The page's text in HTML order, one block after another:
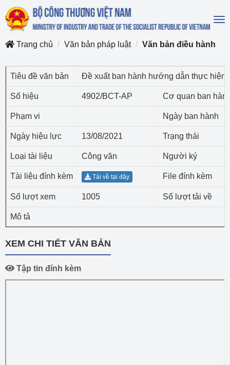
Trang chủ
Văn bản pháp luật Văn bản điều hành
Tiêu đề văn bản Đề xuất ban hành hướng dẫn thực hiện
Số hiệu 4902/BCT-AP Cơ quan ban
Phạm vi Ngày ban hành
Ngày hiệu lực 13/08/2021 Trạng thái
Loại tài liệu Công văn Người ký
Tài liệu đính kèm Tải về tại đây File đính kèm
Số lượt xem 1005 Số lượt tải về
Mô tả
XEM CHI TIẾT VĂN BẢN
Tập tin đính kèm